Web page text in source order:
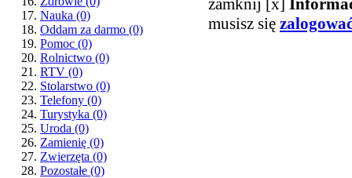
Nauka (0)
Oddam za darmo (0)
Pomoc (0)
Rolnictwo (0)
RTV (0)
Stolarstwo (0)
Telefony (0)
Turystyka (0)
Uroda (0)
Zamienię (0)
Zwierzęta (0)
Pozostałe (0)
zamknij [x]
musisz się